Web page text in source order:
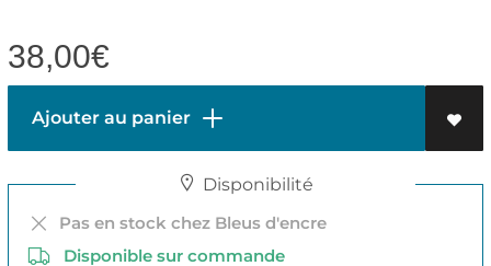
38,00€
Ajouter au panier
Disponibilité
Pas en stock chez Bleus d'encre
Disponible sur commande